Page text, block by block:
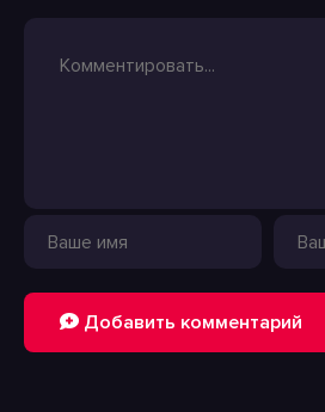
Добавить комментарий